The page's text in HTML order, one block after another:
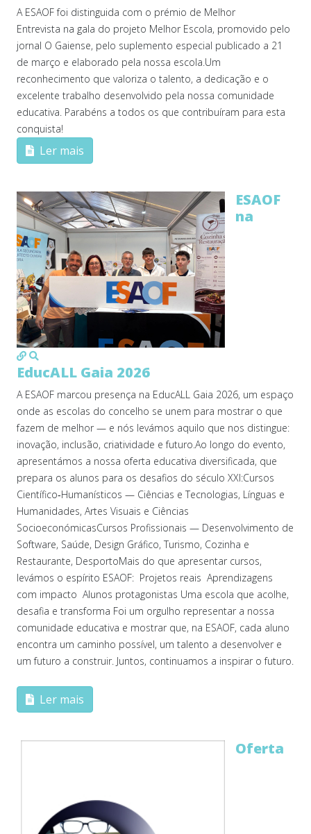
A ESAOF foi distinguida com o prémio de Melhor
Entrevista na gala do projeto Melhor Escola, promovido pelo
jornal O Gaiense, pelo suplemento especial publicado a 21
de março e elaborado pela nossa escola.Um
reconhecimento que valoriza o talento, a dedicação e o
excelente trabalho desenvolvido pela nossa comunidade
educativa. Parabéns a todos os que contribuíram para esta
conquista!
Ler mais
MOD_JTCS_VIEW_ARTICLE_LINK
ESAOF
na
EducALL Gaia 2026
A ESAOF marcou presença na EducALL Gaia 2026, um espaço
onde as escolas do concelho se unem para mostrar o que
fazem de melhor — e nós levámos aquilo que nos distingue:
inovação, inclusão, criatividade e futuro.Ao longo do evento,
apresentámos a nossa oferta educativa diversificada, que
prepara os alunos para os desafios do século XXI:Cursos
Científico‑Humanísticos — Ciências e Tecnologias, Línguas e
Humanidades, Artes Visuais e Ciências
SocioeconómicasCursos Profissionais — Desenvolvimento de
Software, Saúde, Design Gráfico, Turismo, Cozinha e
Restaurante, DesportoMais do que apresentar cursos,
levámos o espírito ESAOF: Projetos reais Aprendizagens
com impacto Alunos protagonistas Uma escola que acolhe,
desafia e transforma Foi um orgulho representar a nossa
comunidade educativa e mostrar que, na ESAOF, cada aluno
encontra um caminho possível, um talento a desenvolver e
um futuro a construir. Juntos, continuamos a inspirar o futuro.
Ler mais
Oferta